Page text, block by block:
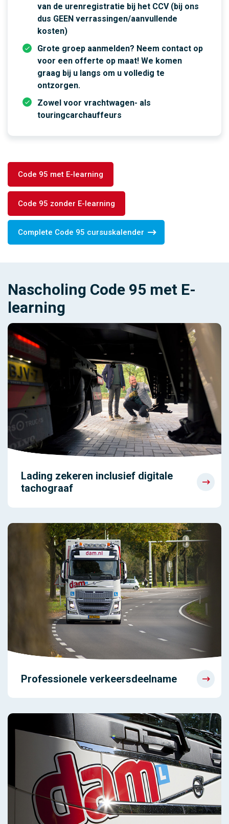
van de urenregistratie bij het CCV (bij ons
dus GEEN verrassingen/aanvullende
kosten)
Grote groep aanmelden? Neem contact op
voor een offerte op maat! We komen
graag bij u langs om u volledig te
ontzorgen.
Zowel voor vrachtwagen- als
touringcarchauffeurs
Code 95 met E-learning
Code 95 zonder E-learning
Complete Code 95 cursuskalender
Nascholing Code 95 met E-
learning
Lading zekeren inclusief digitale
tachograaf
Professionele verkeersdeelname